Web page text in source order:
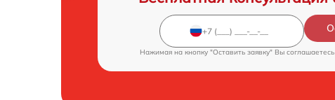
Нажимая на кнопку "Оставить заявку" Вы